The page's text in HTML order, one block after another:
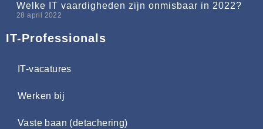
Welke IT vaardigheden zijn onmisbaar in 2022?
28 april 2022
IT-Professionals
IT-vacatures
Werken bij
Vaste baan (detachering)